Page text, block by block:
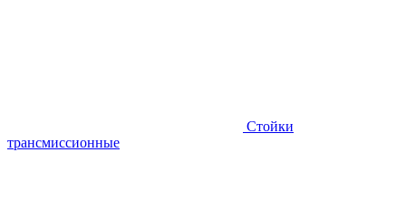
Стойки
трансмиссионные